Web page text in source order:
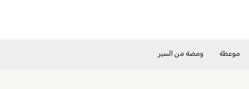
موعظة ومضة من السير